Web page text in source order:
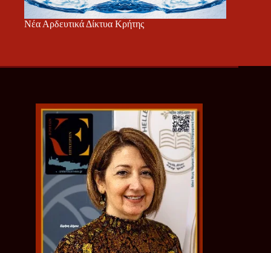
Νέα Αρδευτικά Δίκτυα Κρήτης